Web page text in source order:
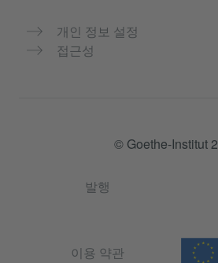
개인 정보 설정
접근성
© Goethe-Institut
발행
이용 약관